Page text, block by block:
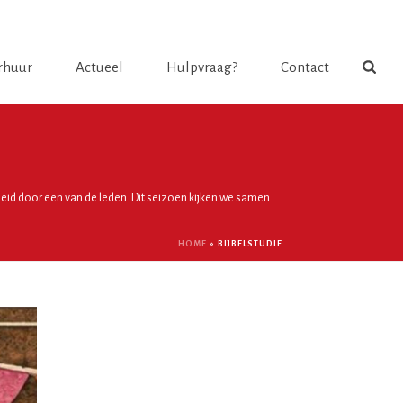
Actueel Hulpvraag? Contact
door een van de leden. Dit seizoen kijken we samen
HOME » BIJBELSTUDIE